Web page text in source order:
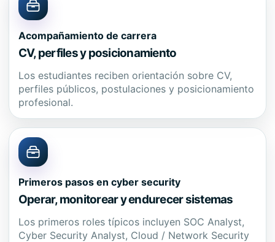
Acompañamiento de carrera
CV, perfiles y posicionamiento
Los estudiantes reciben orientación sobre CV,
perfiles públicos, postulaciones y posicionamiento
profesional.
Primeros pasos en cyber security
Operar, monitorear y endurecer sistemas
Los primeros roles típicos incluyen SOC Analyst,
Cyber Security Analyst, Cloud / Network Security